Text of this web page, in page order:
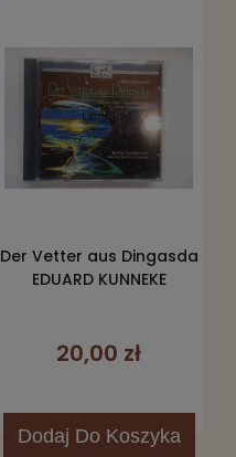
Der Vetter aus Dingasda
EDUARD KUNNEKE
20,00 zł
Dodaj Do Koszyka